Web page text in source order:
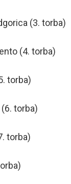
(3. torba)
(4. torba)
torba)
torba)
torba)